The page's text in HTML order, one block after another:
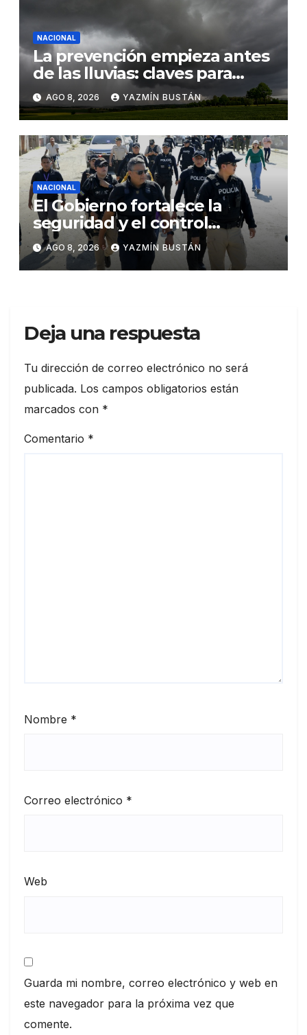
NACIONAL
La prevención empieza antes
de las lluvias: claves para
proteger los cultivos frente a
El Niño
AGO 8, 2026 YAZMÍN BUSTÁN
NACIONAL
El Gobierno fortalece la
seguridad y el control
territorial en General Villamil
Playas
AGO 8, 2026 YAZMÍN BUSTÁN
Deja una respuesta
Tu dirección de correo electrónico no será
publicada. Los campos obligatorios están
marcados con *
Comentario *
Nombre *
Correo electrónico *
Web
Guarda mi nombre, correo electrónico y web en
este navegador para la próxima vez que
comente.